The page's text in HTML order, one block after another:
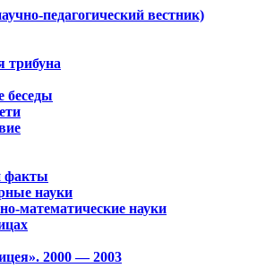
педагогический вестник)
трибуна
беседы
факты
науки
математические науки
2000 — 2003